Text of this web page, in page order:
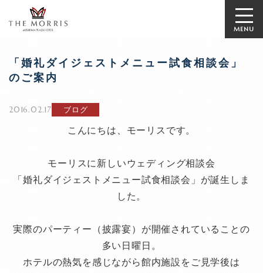
MENU
「婚礼ダイジェストメニュー試食相談会」
のご案内
2016.02.17 ブログ
こんにちは、モーリスです。
モーリスに新しいウェディング相談会
「婚礼ダイジェストメニュー試食相談会」が誕生しま
した。
実際のパーティー（披露宴）が開催されていることの
多い日曜日。
ホテルの熱気を感じながら館内施設をご見学後は